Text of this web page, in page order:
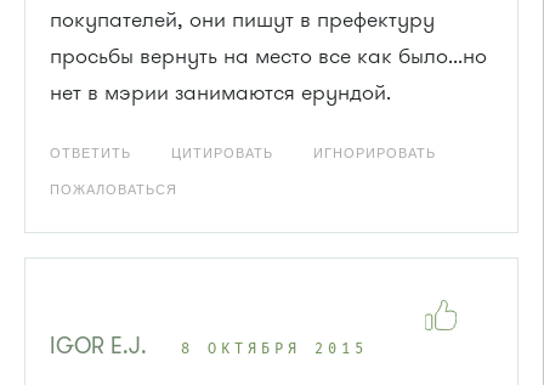
покупателей, они пишут в префектуру
просьбы вернуть на место все как было...но
нет в мэрии занимаются ерундой.
ОТВЕТИТЬ ЦИТИРОВАТЬ ИГНОРИРОВАТЬ
ПОЖАЛОВАТЬСЯ
IGOR E.J. 8 ОКТЯБРЯ 2015